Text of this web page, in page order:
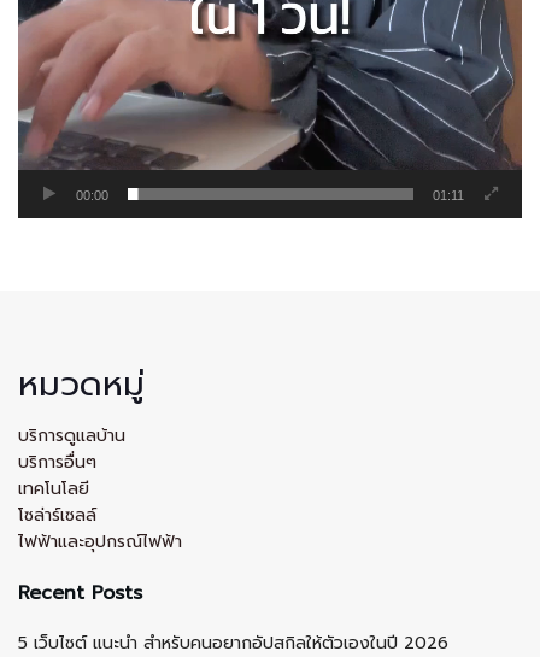
00:00 01:11
หมวดหมู่
บริการดูแลบ้าน
บริการอื่นๆ
เทคโนโลยี
โซล่าร์เซลล์
ไฟฟ้าและอุปกรณ์ไฟฟ้า
Recent Posts
5 เว็บไซต์ แนะนำ สำหรับคนอยากอัปสกิลให้ตัวเองในปี 2026